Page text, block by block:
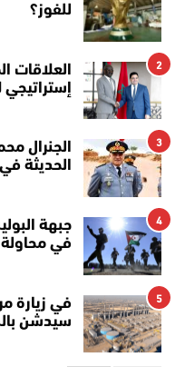
للفوز؟
2
العلاقات
3
الجنرال
الحديثة
4
جبهة
في
5
في زيارة
سيدشن